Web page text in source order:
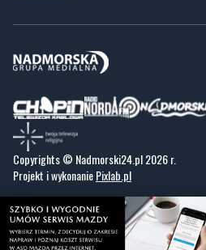
Copyrights © Nadmorski24.pl 2026 r.
Projekt i wykonaniePixlab.pl